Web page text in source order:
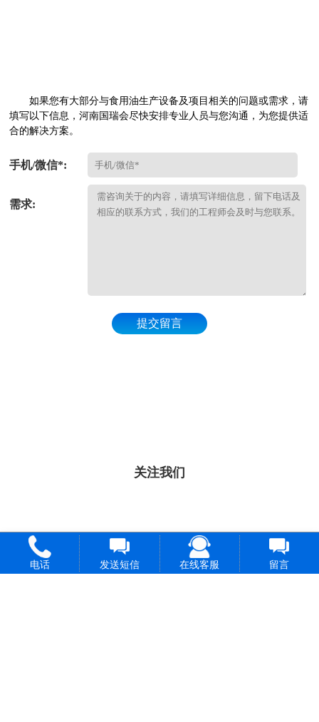
如果您有大部分与食用油生产设备及项目相关的问题或需求，请
填写以下信息，河南国瑞会尽快安排专业人员与您沟通，为您提供适
合的解决方案。
手机/微信*:
需求:
提交留言
关注我们
电话 发送短信 在线客服 留言